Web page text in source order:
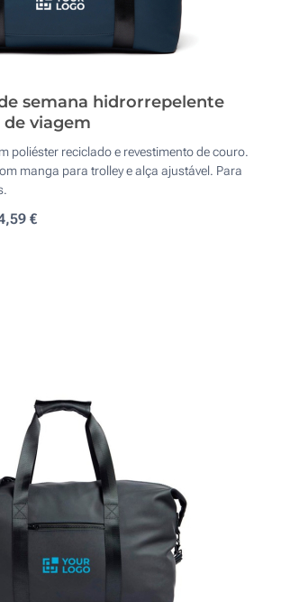
semana hidrorrepelente
viagem
poliéster reciclado e revestimento de couro.
manga para trolley e alça ajustável. Para
€